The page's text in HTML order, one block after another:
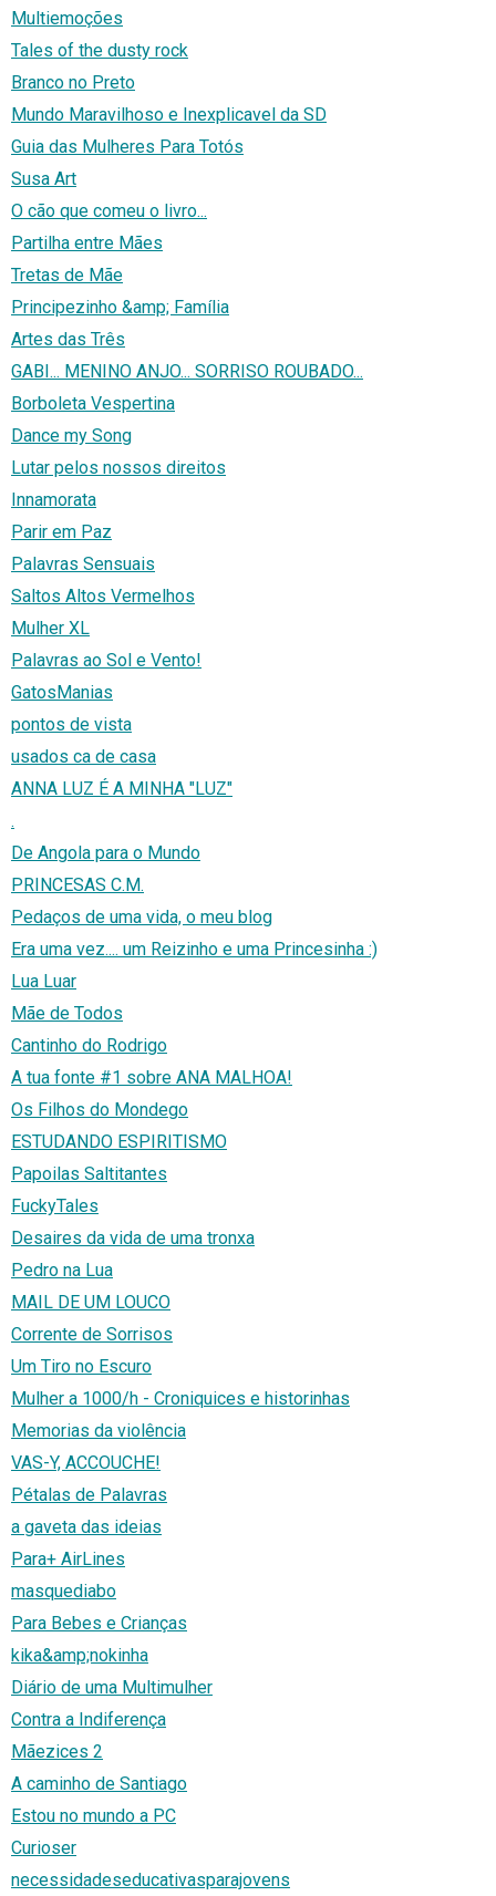
Multiemoções
Tales of the dusty rock
Branco no Preto
Mundo Maravilhoso e Inexplicavel da SD
Guia das Mulheres Para Totós
Susa Art
O cão que comeu o livro...
Partilha entre Mães
Tretas de Mãe
Principezinho &amp; Família
Artes das Três
GABI... MENINO ANJO... SORRISO ROUBADO...
Borboleta Vespertina
Dance my Song
Lutar pelos nossos direitos
Innamorata
Parir em Paz
Palavras Sensuais
Saltos Altos Vermelhos
Mulher XL
Palavras ao Sol e Vento!
GatosManias
pontos de vista
usados ca de casa
ANNA LUZ É A MINHA "LUZ"
.
De Angola para o Mundo
PRINCESAS C.M.
Pedaços de uma vida, o meu blog
Era uma vez.... um Reizinho e uma Princesinha :)
Lua Luar
Mãe de Todos
Cantinho do Rodrigo
A tua fonte #1 sobre ANA MALHOA!
Os Filhos do Mondego
ESTUDANDO ESPIRITISMO
Papoilas Saltitantes
FuckyTales
Desaires da vida de uma tronxa
Pedro na Lua
MAIL DE UM LOUCO
Corrente de Sorrisos
Um Tiro no Escuro
Mulher a 1000/h - Croniquices e historinhas
Memorias da violência
VAS-Y, ACCOUCHE!
Pétalas de Palavras
a gaveta das ideias
Para+ AirLines
masquediabo
Para Bebes e Crianças
kika&amp;nokinha
Diário de uma Multimulher
Contra a Indiferença
Mãezices 2
A caminho de Santiago
Estou no mundo a PC
Curioser
necessidadeseducativasparajovens